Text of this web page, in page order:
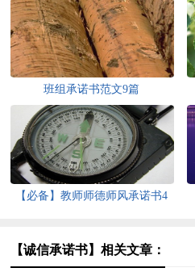
班组承诺书范文9篇
【必备】教师师德师风承诺书4
【诚信承诺书】相关文章：